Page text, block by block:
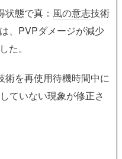
状態で真： 風の意志技術
、PVPダメージが減少
た。
術を再使用待機時間中に
ていない現象が修正さ